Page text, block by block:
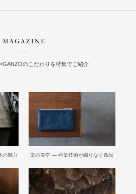
GANZOのこだわりを特集でご紹介
の魅力 染の美学 ― 藍染技術が織りなす逸品